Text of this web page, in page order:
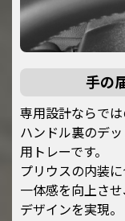
手の
専用設計ならでは
ハンドル裏のデ
用トレーです。
プリウスの内装
一体感を向上さ
デザインを実現。